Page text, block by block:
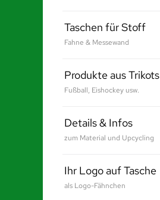
Taschen für Stoff
Fahne & Messewand
Produkte aus Trikots
Fußball, Eishockey usw.
Details & Infos
zum Material und Upcycling
Ihr Logo auf Tasche
als Logo-Fähnchen